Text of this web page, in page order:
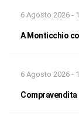
6 Agosto 2026 -
A Monticchio
6 Agosto 2026 -